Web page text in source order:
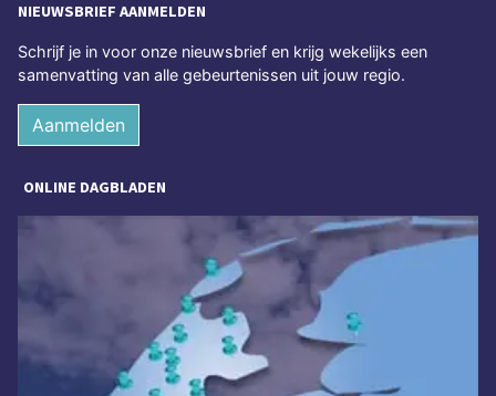
NIEUWSBRIEF AANMELDEN
Schrijf je in voor onze nieuwsbrief en krijg wekelijks een
samenvatting van alle gebeurtenissen uit jouw regio.
Aanmelden
ONLINE DAGBLADEN